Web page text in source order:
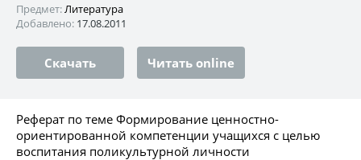
Предмет:Литература
Добавлено: 17.08.2011
Скачать Читать online
Реферат по теме Формирование ценностно-
ориентированной компетенции учащихся с целью
воспитания поликультурной личности